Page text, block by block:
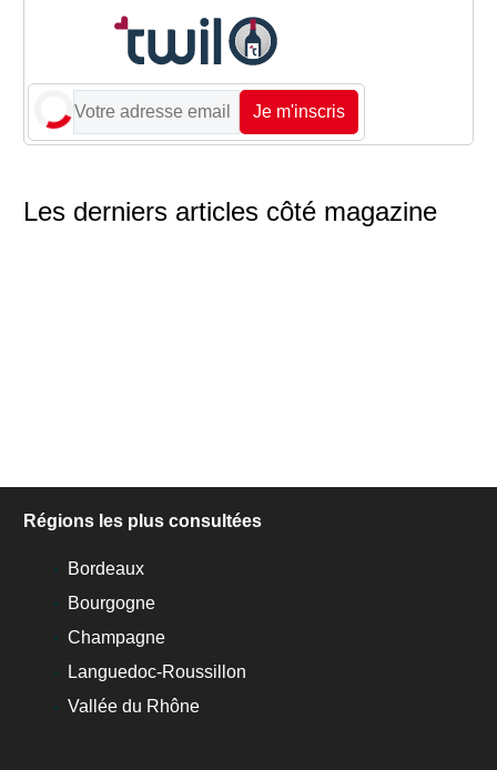
Je m'inscris
Les derniers articles côté magazine
Régions les plus consultées
Bordeaux
Bourgogne
Champagne
Languedoc-Roussillon
Vallée du Rhône